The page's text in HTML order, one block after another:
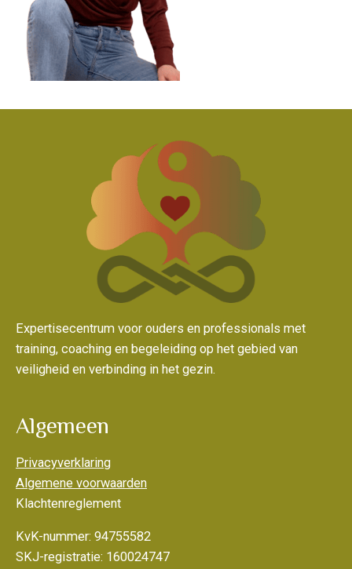
Expertisecentrum voor ouders en professionals met
training, coaching en begeleiding op het gebied van
veiligheid en verbinding in het gezin.
Algemeen
Privacyverklaring
Algemene voorwaarden
Klachtenreglement
KvK-nummer: 94755582
SKJ-registratie: 160024747